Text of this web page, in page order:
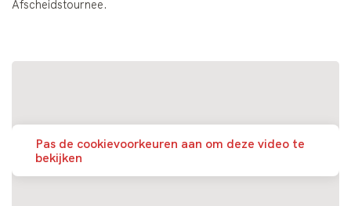
Afscheidstournee.
Pas de cookievoorkeuren aan om deze video te
bekijken